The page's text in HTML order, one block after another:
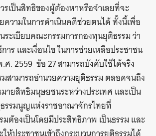
เป็นสิทธิของผู้ต้องหาหรือจำเลยที่จะ
ความในการดำเนินคดีช่วยตนได้ ทั้งนี้เพื่อ
ระเบียบคณะกรรมการกองทุนยุติธรรม ว่า
ร และเงื่อนไข ในการช่วยเหลือประชาชน
ศ. 2559 ข้อ 27 สามารถบังคับใช้ได้จริง
สามารถอำนวยความยุติธรรม ตลอดจนถึง
ยสิทธิมนุษยชนระหว่างประเทศ และเป็น
รรมนูญแห่งราชอาณาจักรไทยที่
มต้องเป็นโดยมีประสิทธิภาพ เป็นธรรม และ